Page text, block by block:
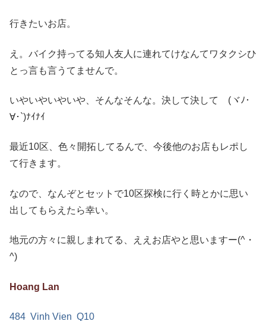
行きたいお店。
え。バイク持ってる知人友人に連れてけなんてワタクシひ
とっ言も言うてませんで。
いやいやいやいや、そんなそんな。決して決して (ヾﾉ･
∀･`)ﾅｲﾅｲ
最近10区、色々開拓してるんで、今後他のお店もレポし
て行きます。
なので、なんぞとセットで10区探検に行く時とかに思い
出してもらえたら幸い。
地元の方々に親しまれてる、ええお店やと思いますー(^・
^)
Hoang Lan
484 Vinh Vien Q10